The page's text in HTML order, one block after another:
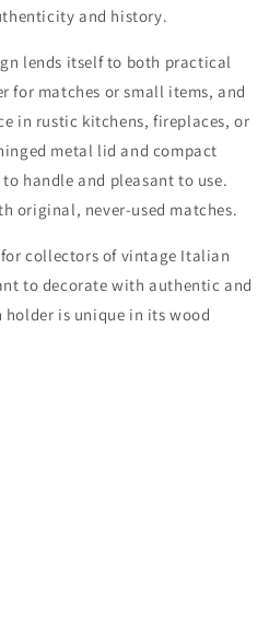
and history.
lends itself to both practical
for matches or small items, and
in rustic kitchens, fireplaces, or
metal lid and compact
handle and pleasant to use.
original, never-used matches.
collectors of vintage Italian
to decorate with authentic and
is unique in its wood